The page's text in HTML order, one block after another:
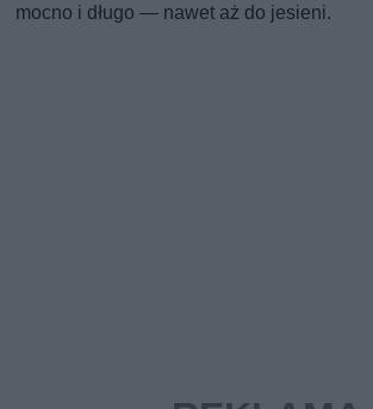
mocno i długo — nawet aż do jesieni.